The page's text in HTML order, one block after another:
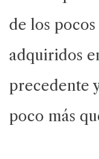
de los
adquiridos
precedente
poco más